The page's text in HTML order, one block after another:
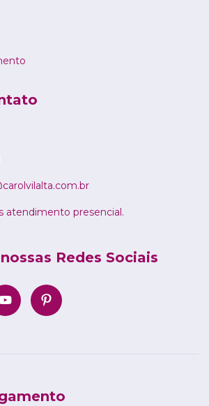
atendimento presencial.
Redes Sociais